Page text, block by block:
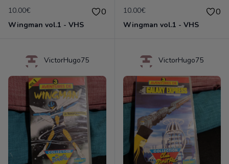
10.00€ 0
Wingman vol.1 - VHS
10.00€ 0
Wingman vol.1 - VHS
VictorHugo75 VictorHugo75